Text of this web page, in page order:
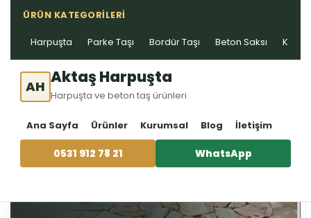
ÜRÜN KATEGORILERI
Harpuşta Parke Taşı Bordür Taşı Beton Saksı Kablo
AH Aktaş Harpuşta
Harpuşta ve beton taş ürünleri
Ana Sayfa Ürünler Kurumsal Blog İletişim
0531 912 78 21 WhatsApp